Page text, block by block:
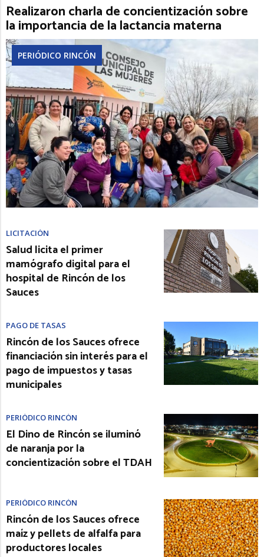
Realizaron charla de concientización sobre
la importancia de la lactancia materna
PERIÓDICO RINCÓN
LICITACIÓN
Salud licita el primer
mamógrafo digital para el
hospital de Rincón de los
Sauces
PAGO DE TASAS
Rincón de los Sauces ofrece
financiación sin interés para el
pago de impuestos y tasas
municipales
PERIÓDICO RINCÓN
El Dino de Rincón se iluminó
de naranja por la
concientización sobre el TDAH
PERIÓDICO RINCÓN
Rincón de los Sauces ofrece
maíz y pellets de alfalfa para
productores locales